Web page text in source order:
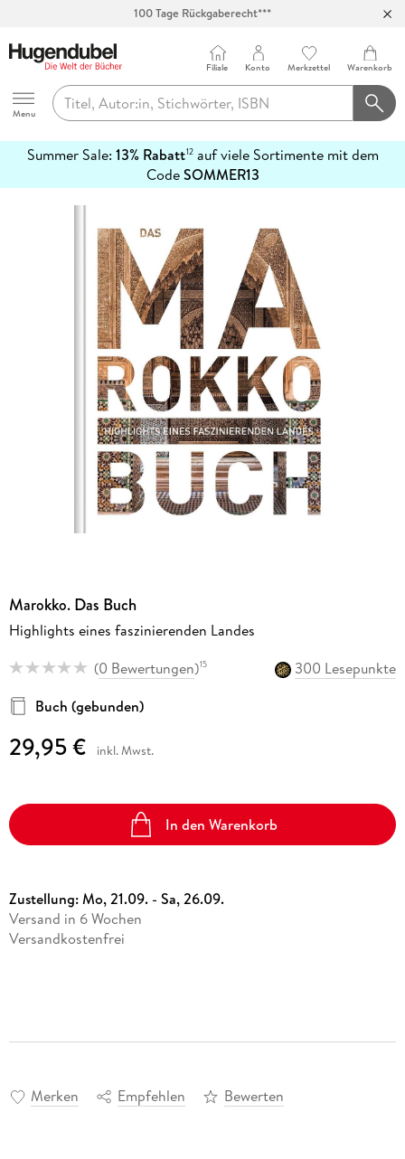
100 Tage Rückgaberecht***
Hugendubel
Menu
Filiale Konto Merkzettel Warenkorb
Summer Sale: 13% Rabatt12auf viele Sortimente mit dem
CodeSOMMER13
erfahren
Marokko. Das Buch
Highlights eines faszinierenden Landes
(0 Bewertungen)15
300 Lesepunkte
Buch (gebunden)
29,95 € inkl. Mwst.
In den Warenkorb
Zustellung:Mo, 21.09. - Sa, 26.09.
Versand in 6 Wochen
Versandkostenfrei
Merken Empfehlen Bewerten